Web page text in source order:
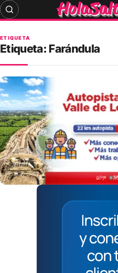
Skip
to
ETIQUETA
Etiqueta: Farándula